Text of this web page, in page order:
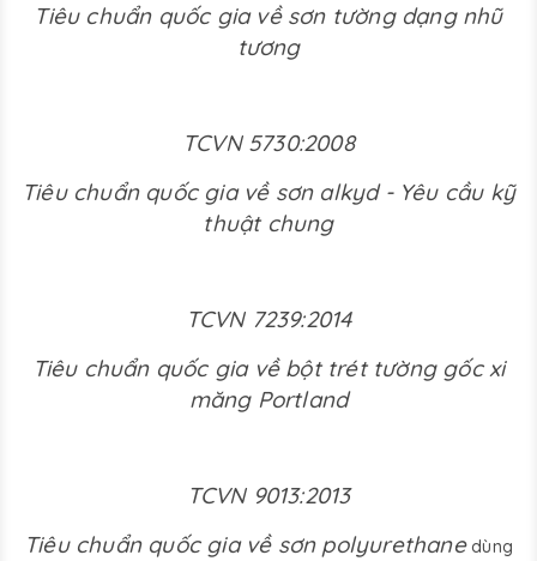
Tiêu chuẩn quốc gia về sơn tường dạng nhũ
tương
TCVN 5730:2008
Tiêu chuẩn quốc gia về sơn alkyd - Yêu cầu kỹ
thuật chung
TCVN 7239:2014
Tiêu chuẩn quốc gia về bột trét tường gốc xi
măng Portland
TCVN 9013:2013
Tiêu chuẩn quốc gia về sơn polyurethanedùng